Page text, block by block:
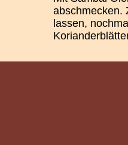
abschmecken.
lassen,